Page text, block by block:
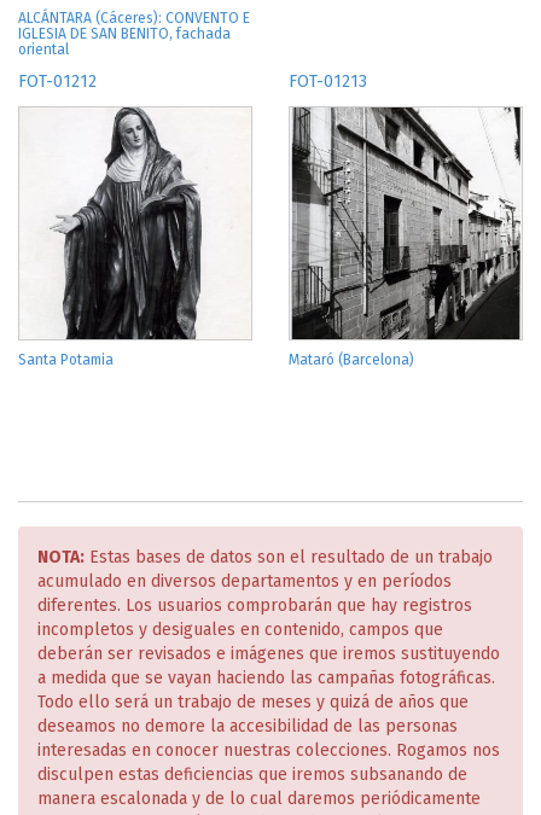
ALCÁNTARA (Cáceres): CONVENTO E
IGLESIA DE SAN BENITO, fachada
oriental
FOT-01212
Santa Potamia
FOT-01213
Mataró (Barcelona)
NOTA: Estas bases de datos son el resultado de un trabajo
acumulado en diversos departamentos y en períodos
diferentes. Los usuarios comprobarán que hay registros
incompletos y desiguales en contenido, campos que
deberán ser revisados e imágenes que iremos sustituyendo
a medida que se vayan haciendo las campañas fotográficas.
Todo ello será un trabajo de meses y quizá de años que
deseamos no demore la accesibilidad de las personas
interesadas en conocer nuestras colecciones. Rogamos nos
disculpen estas deficiencias que iremos subsanando de
manera escalonada y de lo cual daremos periódicamente